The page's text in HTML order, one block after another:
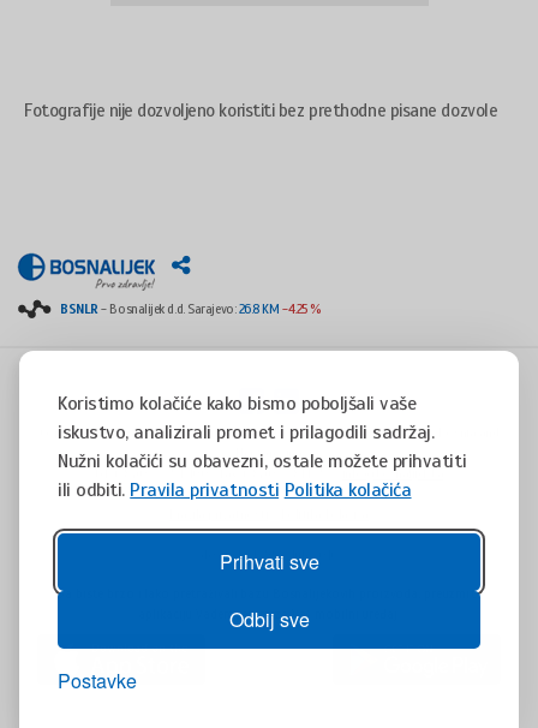
Koristimo kolačiće kako bismo poboljšali vaše
iskustvo, analizirali promet i prilagodili sadržaj.
Nužni kolačići su obavezni, ostale možete prihvatiti
ili odbiti. Pravila privatnosti Politika kolačića
Prihvati sve
Odbij sve
Postavke
Fotografije nije dozvoljeno koristiti bez prethodne pisane dozvole
BSNLR- Bosnalijek d.d. Sarajevo:26.8 KM -4.25 %
Copyright © 2008 - 2017 - All rights reserved - Jukićeva 53, 71000 Sarajevo, Bosnia and
Herzegovina
tel. +387(0)33 254 400 - fax. +387(0)33 814 253 -
info@bosnalijek.ba
design byDWS- July 2016
Da biste brzo i lako pretraživali bazu Bosnalijekovih proizvoda, preuzmite
aplikaciju Vademaecum za Vaš mobilni uređaj.